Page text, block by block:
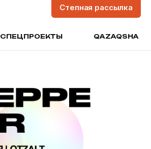
Степная рассылка
СПЕЦПРОЕКТЫ QAZAQSHA